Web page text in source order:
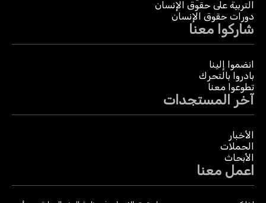
التربية على حقوق الإنسان
دورات حقوق الإنسان
شاركوا معنا
انضموا إلينا
بادروا بالتحرك
تطوعوا معنا
آخر المستجدات
الأخبار
الحملات
الأبحاث
اعمل معنا